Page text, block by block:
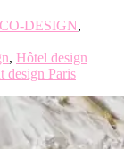
DESIGN,
, Hôtel design
design Paris